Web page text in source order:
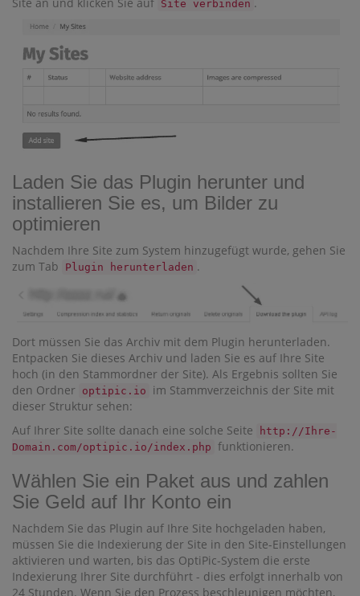
Site verbinden
Laden Sie das Plugin herunter und
installieren Sie es, um Bilder zu
optimieren
Nachdem Ihre Site zum System hinzugefügt wurde, gehen Sie
zum Tab
Plugin herunterladen .
Dort müssen Sie das Archiv mit dem Plugin herunterladen.
Entpacken Sie dieses Archiv und laden Sie es auf Ihre Site
hoch (in den Stammordner der Site). Als Ergebnis sollten Sie
den Ordner optipic.io
im Stammverzeichnis der Site mit
dieser Struktur sehen:
Auf Ihrer Site sollte danach eine solche Seite
http://Ihre-
Domain.com/optipic.io/index.php funktionieren.
Wählen Sie ein Paket aus und zahlen
Sie Geld auf Ihr Konto ein
Nachdem Sie das Plugin auf Ihre Site hochgeladen haben,
müssen Sie die Indexierung der Site in den Site-Einstellungen
aktivieren und warten, bis das OptiPic-System die erste
Indexierung Ihrer Site durchführt - dies erfolgt innerhalb von
24 Stunden. Wenn Sie den Prozess beschleunigen möchten,